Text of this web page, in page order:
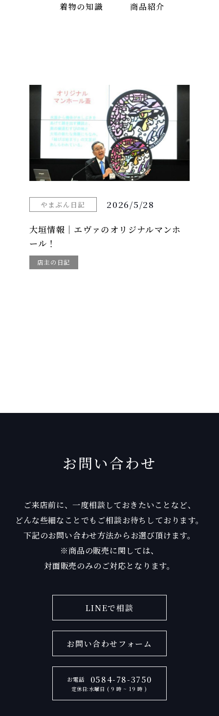
着物の知識 商品紹介
やまぶん日記 2026/5/28
大垣情報｜エヴァのオリジナルマンホ
ール！
店主の日記
お問い合わせ
ご来店前に、一度相談しておきたいことなど、
どんな些細なことでもご相談お待ちしております。
下記のお問い合わせ方法からお選び頂けます。
※商品の販売に関しては、
対面販売のみのご対応となります。
LINEで相談
お問い合わせフォーム
お電話 0584-78-3750
定休日:水曜日 ( 9 時 ~ 19 時 )